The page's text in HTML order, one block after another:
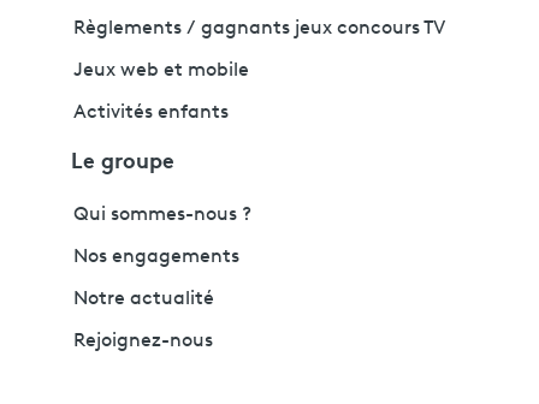
Règlements / gagnants jeux concours TV
Jeux web et mobile
Activités enfants
Le groupe
Qui sommes-nous ?
Nos engagements
Notre actualité
Rejoignez-nous